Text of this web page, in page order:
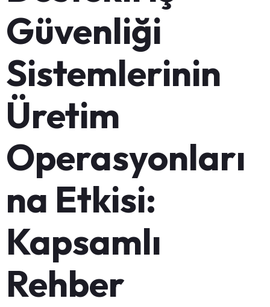
Güvenliği
Sistemlerinin
Üretim
Operasyonları
na Etkisi:
Kapsamlı
Rehber